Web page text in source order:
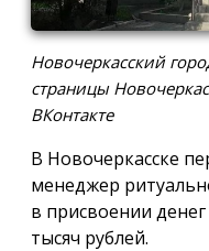
Новочеркасский
страницы
ВКонтакте
В Новочеркасске
менеджер
в присвоении
тысяч рублей.